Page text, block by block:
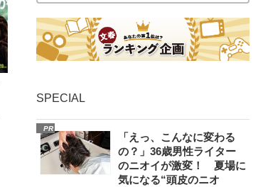
SPECIAL
PR
「えっ、こんなに変わる
の？」36歳男性ライター
のニオイが激変！ 夏場に
気になる“頭皮のニオ